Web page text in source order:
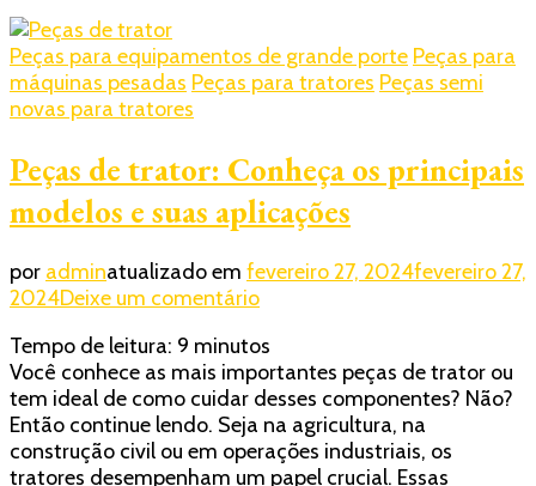
Peças para equipamentos de grande porte Peças para
máquinas pesadas Peças para tratores Peças semi
novas para tratores
Peças de trator: Conheça os principais
modelos e suas aplicações
por adminatualizado em fevereiro 27, 2024fevereiro 27,
2024Deixe um comentárioem
de
trator:
Conheça
os
principais
Tempo de leitura: 9 minutos
Você conhece as mais importantes peças de trator ou
tem ideal de como cuidar desses componentes? Não?
Então continue lendo. Seja na agricultura, na
construção civil ou em operações industriais, os
tratores desempenham um papel crucial. Essas